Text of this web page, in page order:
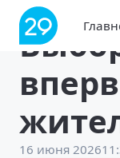
16 июня 2026